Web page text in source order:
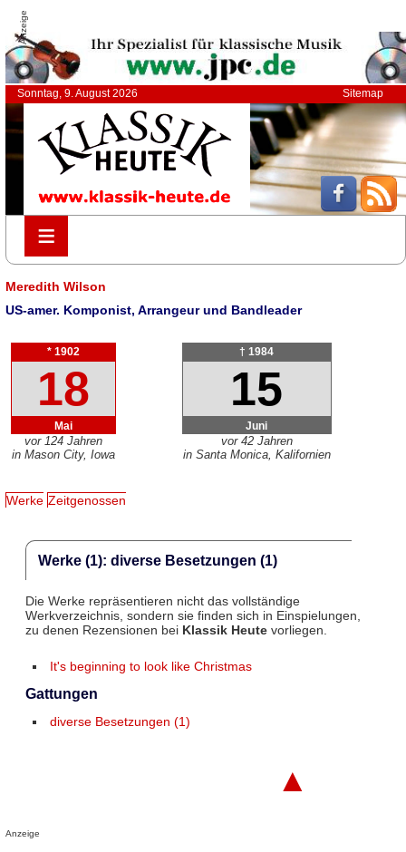
Anzeige
Sonntag, 9. August 2026 Sitemap
≡
≡
Meredith Wilson
US-amer. Komponist, Arrangeur und Bandleader
* 1902
18
Mai
vor 124 Jahren
in Mason City, Iowa
† 1984
15
Juni
vor 42 Jahren
in Santa Monica, Kalifornien
Werke Zeitgenossen
Werke (1): diverse Besetzungen (1)
Die Werke repräsentieren nicht das vollständige
Werkverzeichnis, sondern sie finden sich in Einspielungen,
zu denen Rezensionen bei Klassik Heutevorliegen.
It's beginning to look like Christmas
Gattungen
diverse Besetzungen (1)
▲
Anzeige